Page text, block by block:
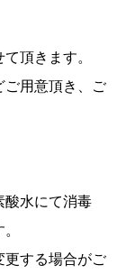
頂きます。
ご用意頂き、ご
酸水にて消毒
更する場合がご